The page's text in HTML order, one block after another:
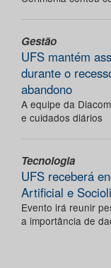
Gestão
UFS mantém
durante o
abandono
A equipe da
e cuidados diários
Tecnologia
UFS receberá
Artificial e
Evento irá reunir
a importância de